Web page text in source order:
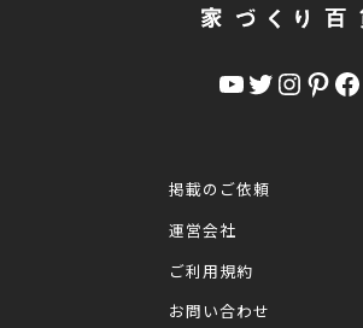
YouTube Twitter InstagramPinterest Facebook
掲載のご依頼
運営会社
ご利用規約
お問い合わせ